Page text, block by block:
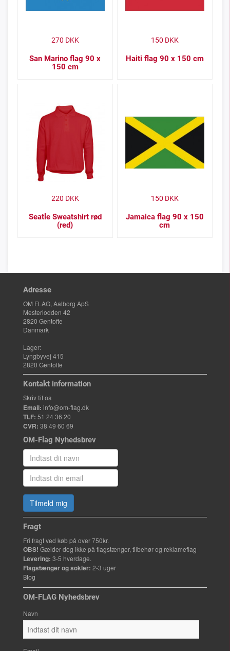
San Marino flag 90 x
150 cm
270 DKK
Haiti flag 90 x 150 cm
150 DKK
Seatle Sweatshirt rød
(red)
220 DKK
Jamaica flag 90 x 150
cm
150 DKK
Adresse
OM FLAG, Aalborg ApS
Mesterlodden 42
2820 Gentofte
Danmark
Lager:
Lyngbyvej 415
2820 Gentofte
Kontakt information
Skriv til os
Email: info@om-flag.dk
TLF: 51 24 36 20
CVR: 38 49 60 69
OM-Flag Nyhedsbrev
Tilmeld mig
Fragt
Fri fragt ved køb på over 750kr.
OBS! Gælder dog ikke på flagstænger, tilbehør og reklameflag
Levering: 3-5 hverdage.
Flagstænger og sokler: 2-3 uger
Blog
OM-FLAG Nyhedsbrev
Navn